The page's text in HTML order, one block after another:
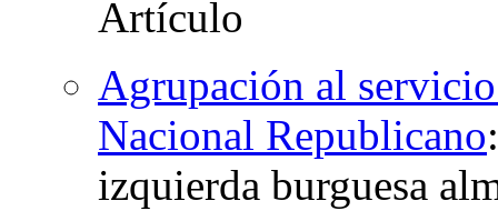
Agrupación al
Nacional Republicano
izquierda burguesa